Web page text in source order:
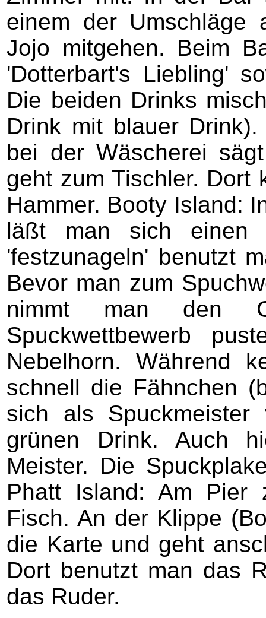
einem der Umschläge
Jojo mitgehen. Beim
'Dotterbart's Liebling'
Die beiden Drinks
Drink mit blauer
bei der Wäscherei
geht zum Tischler. Dort
Hammer. Booty Island:
läßt man sich einen
'festzunageln' benutzt
Bevor man zum
nimmt man den
Spuckwettbewerb
Nebelhorn. Während
schnell die Fähnchen
sich als
grünen Drink. Auch
Meister. Die
Phatt Island: Am Pier
Fisch. An der Klippe
die Karte und geht
Dort benutzt man das
das Ruder.